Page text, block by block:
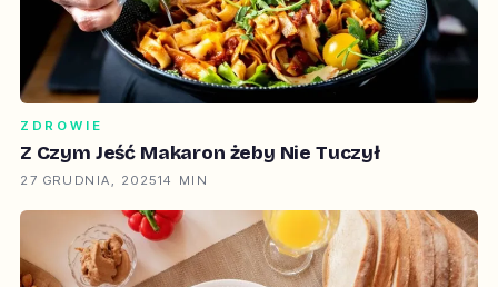
ZDROWIE
Z Czym Jeść Makaron żeby Nie Tuczył
27 GRUDNIA, 202514 MIN